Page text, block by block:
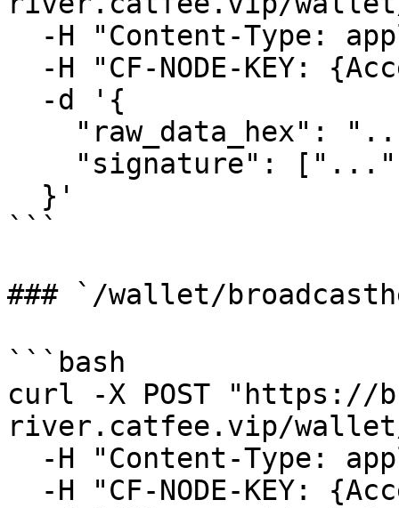
```
### `/wallet/
```bash
curl -X POST "https://
river.catfee.vip/